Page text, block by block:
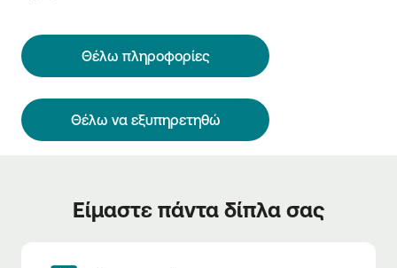
Θέλω πληροφορίες
Θέλω να εξυπηρετηθώ
Είμαστε πάντα δίπλα σας